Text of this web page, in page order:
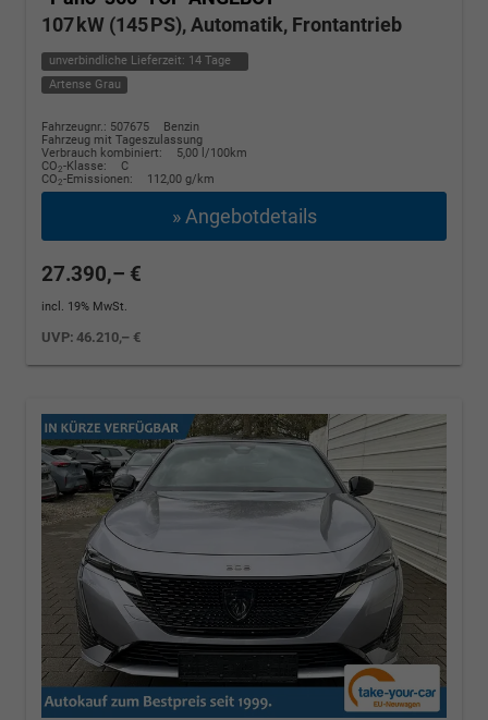
107 kW (145 PS), Automatik, Frontantrieb
unverbindliche Lieferzeit: 14 Tage
Artense Grau
Fahrzeugnr.: 507675
Benzin
Fahrzeug mit Tageszulassung
Verbrauch kombiniert:
5,00 l/100km
CO2-Klasse:
C
CO2-Emissionen: 112,00 g/km
» Angebotdetails
27.390,– €
incl. 19% MwSt.
UVP:46.210,– €